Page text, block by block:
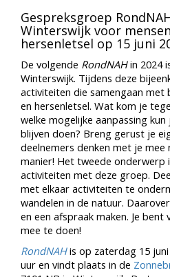
Gespreksgroep
Winterswijk voor
hersenletsel op 15 juni
De volgende RondNAHin 2024
Winterswijk. Tijdens deze
activiteiten die samengaan met
en hersenletsel. Wat kom je
welke mogelijke aanpassing
blijven doen? Breng gerust je
deelnemers denken met je mee
manier! Het tweede onderwerp
activiteiten met deze groep.
met elkaar activiteiten te
wandelen in de natuur.
en een afspraak maken. Je
mee te doen!
RondNAHis op zaterdag 15 juni
uur en vindt plaats in de